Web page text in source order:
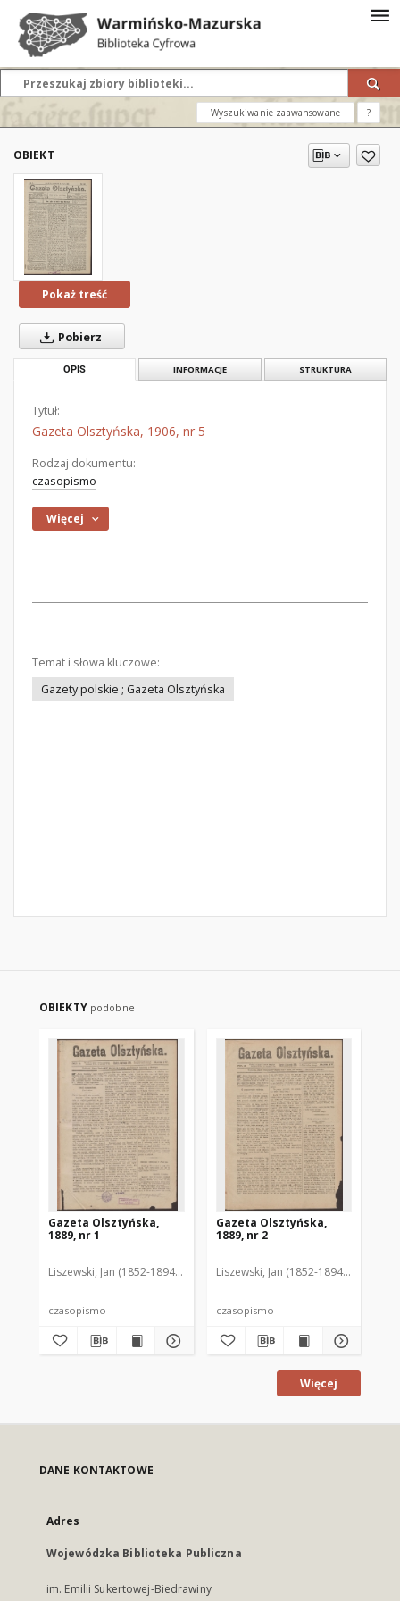
Wyszukiwanie zaawansowane ?
OBIEKT
Pokaż treść
Pobierz
OPIS INFORMACJE STRUKTURA
Tytuł:
Gazeta Olsztyńska, 1906, nr 5
Rodzaj dokumentu:
czasopismo
Więcej
Temat i słowa kluczowe:
Gazety polskie ; Gazeta Olsztyńska
OBIEKTY podobne
Gazeta Olsztyńska,
1889, nr 1
Liszewski, Jan (1852-1894). Red.
czasopismo
Gazeta Olsztyńska,
1889, nr 2
Liszewski, Jan (1852-1894). Red.
czasopismo
Więcej
DANE KONTAKTOWE
Adres
Wojewódzka Biblioteka Publiczna
im. Emilii Sukertowej-Biedrawiny